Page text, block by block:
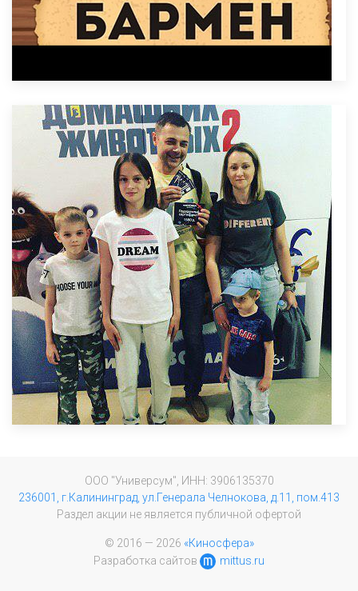
ООО "Универсум", ИНН: 3906135370
236001, г.Калининград, ул.Генерала Челнокова, д.11, пом.413
Раздел акции не является публичной офертой
© 2016 — 2026 «Киносфера»
Разработка сайтов
mittus.ru